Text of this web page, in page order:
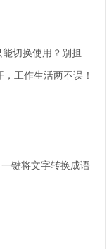
切换使用？别担
工作生活两不误！
键将文字转换成语